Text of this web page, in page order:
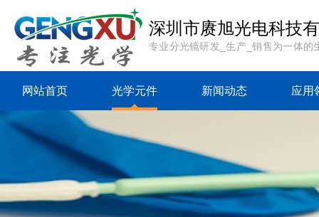
深圳市赓旭光电科技
专业分光镜研发_生产_销售为一体的
网站首页 光学元件
{sdcms:rp top="0"
table="sd_category"
where="followid=
新闻动态
table="sd_category"
where="followid=
应用